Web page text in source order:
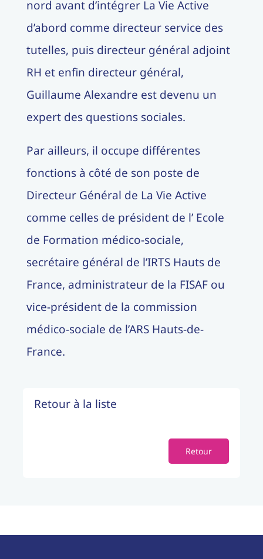
nord avant d’intégrer La Vie Active
d’abord comme directeur service des
tutelles, puis directeur général adjoint
RH et enfin directeur général,
Guillaume Alexandre est devenu un
expert des questions sociales.
Par ailleurs, il occupe différentes
fonctions à côté de son poste de
Directeur Général de La Vie Active
comme celles de président de l’ Ecole
de Formation médico-sociale,
secrétaire général de l’IRTS Hauts de
France, administrateur de la FISAF ou
vice-président de la commission
médico-sociale de l’ARS Hauts-de-
France.
Retour à la liste
Retour